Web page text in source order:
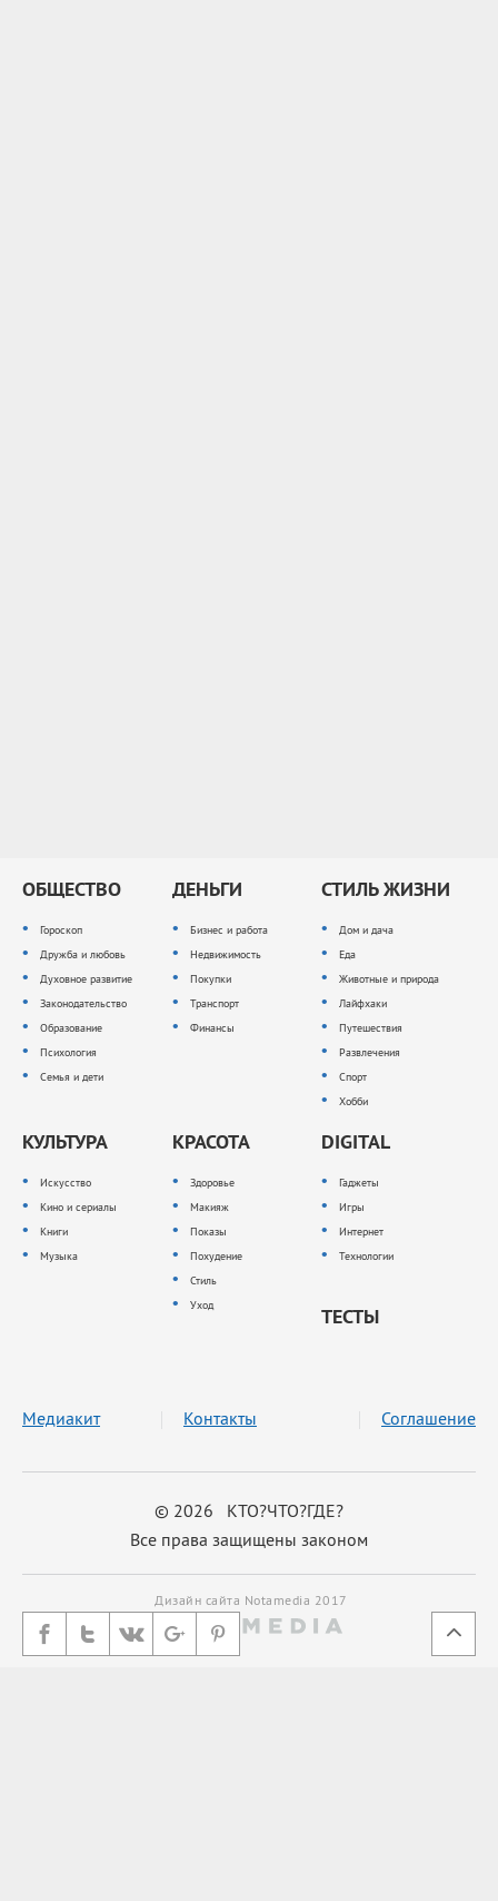
ОБЩЕСТВО
Гороскоп
Дружба и любовь
Духовное развитие
Законодательство
Образование
Психология
Семья и дети
ДЕНЬГИ
Бизнес и работа
Недвижимость
Покупки
Транспорт
Финансы
СТИЛЬ ЖИЗНИ
Дом и дача
Еда
Животные и природа
Лайфхаки
Путешествия
Развлечения
Спорт
Хобби
КУЛЬТУРА
Искусство
Кино и сериалы
Книги
Музыка
КРАСОТА
Здоровье
Макияж
Показы
Похудение
Стиль
Уход
DIGITAL
Гаджеты
Игры
Интернет
Технологии
ТЕСТЫ
© 2026 КТО?ЧТО?ГДЕ?
Все права защищены законом
Медиакит Контакты Соглашение
Дизайн сайта Notamedia 2017